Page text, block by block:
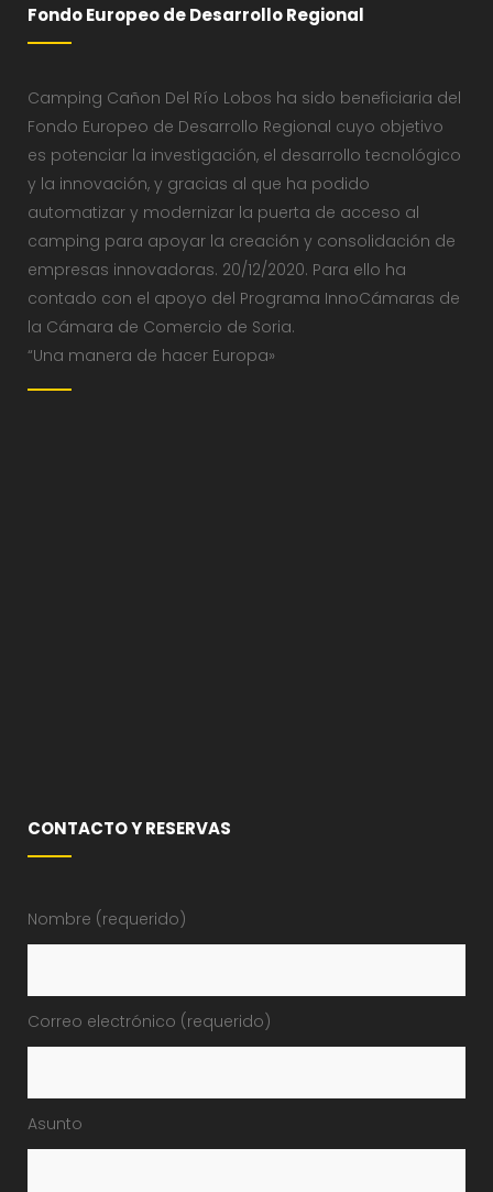
Fondo Europeo de Desarrollo Regional
Camping Cañon Del Río Lobos ha sido beneficiaria del
Fondo Europeo de Desarrollo Regional cuyo objetivo
es potenciar la investigación, el desarrollo tecnológico
y la innovación, y gracias al que ha podido
automatizar y modernizar la puerta de acceso al
camping para apoyar la creación y consolidación de
empresas innovadoras. 20/12/2020. Para ello ha
contado con el apoyo del Programa InnoCámaras de
la Cámara de Comercio de Soria.
“Una manera de hacer Europa»
CONTACTO Y RESERVAS
Nombre (requerido)
Correo electrónico (requerido)
Asunto